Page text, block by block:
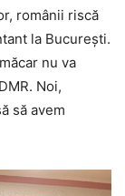
românii riscă
la București.
nu va
Noi,
să avem